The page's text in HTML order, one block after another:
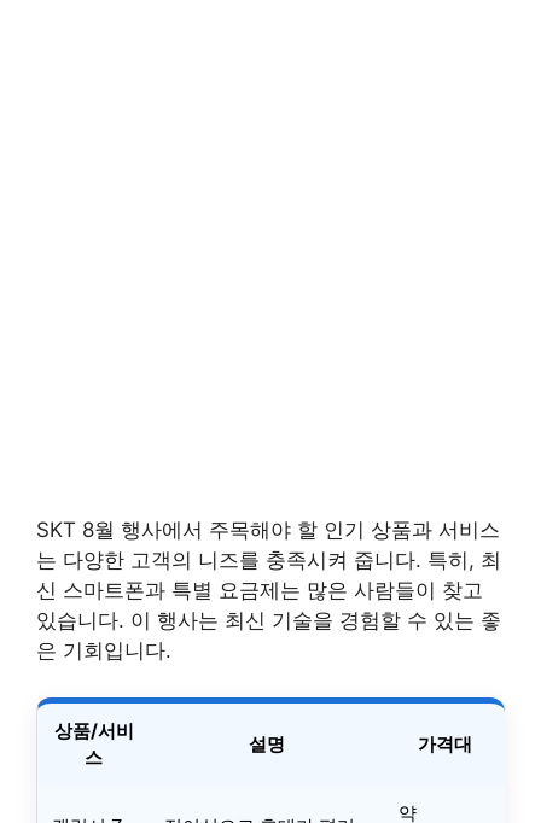
SKT 8월 행사에서 주목해야 할 인기 상품과 서비스
는 다양한 고객의 니즈를 충족시켜 줍니다. 특히, 최
신 스마트폰과 특별 요금제는 많은 사람들이 찾고
있습니다. 이 행사는 최신 기술을 경험할 수 있는 좋
은 기회입니다.
상품/서비
스
설명 가격대
약